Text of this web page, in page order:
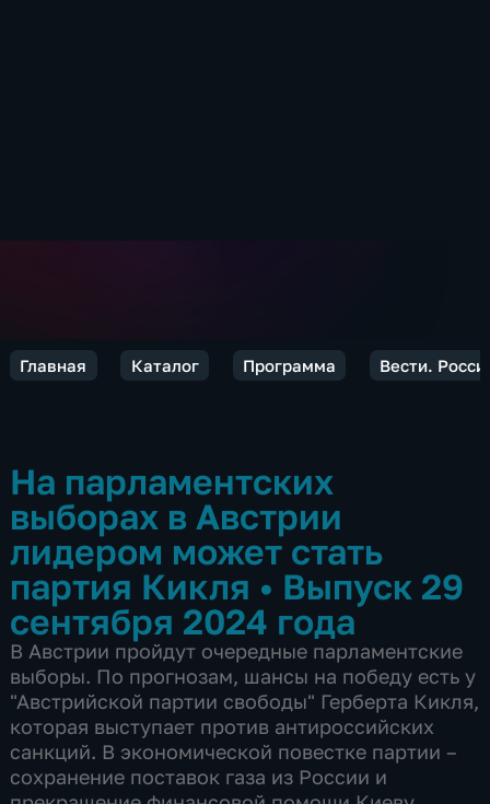
Главная Каталог Программа Вести.
На парламентских
выборах в Австрии
лидером может стать
партия Кикля • Выпуск 29
сентября 2024 года
В Австрии пройдут очередные парламентские
выборы. По прогнозам, шансы на победу есть у
"Австрийской партии свободы" Герберта Кикля,
которая выступает против антироссийских
санкций. В экономической повестке партии –
сохранение поставок газа из России и